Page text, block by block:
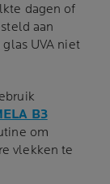
dagen of
aan
UVA niet
B3
om
vlekken te